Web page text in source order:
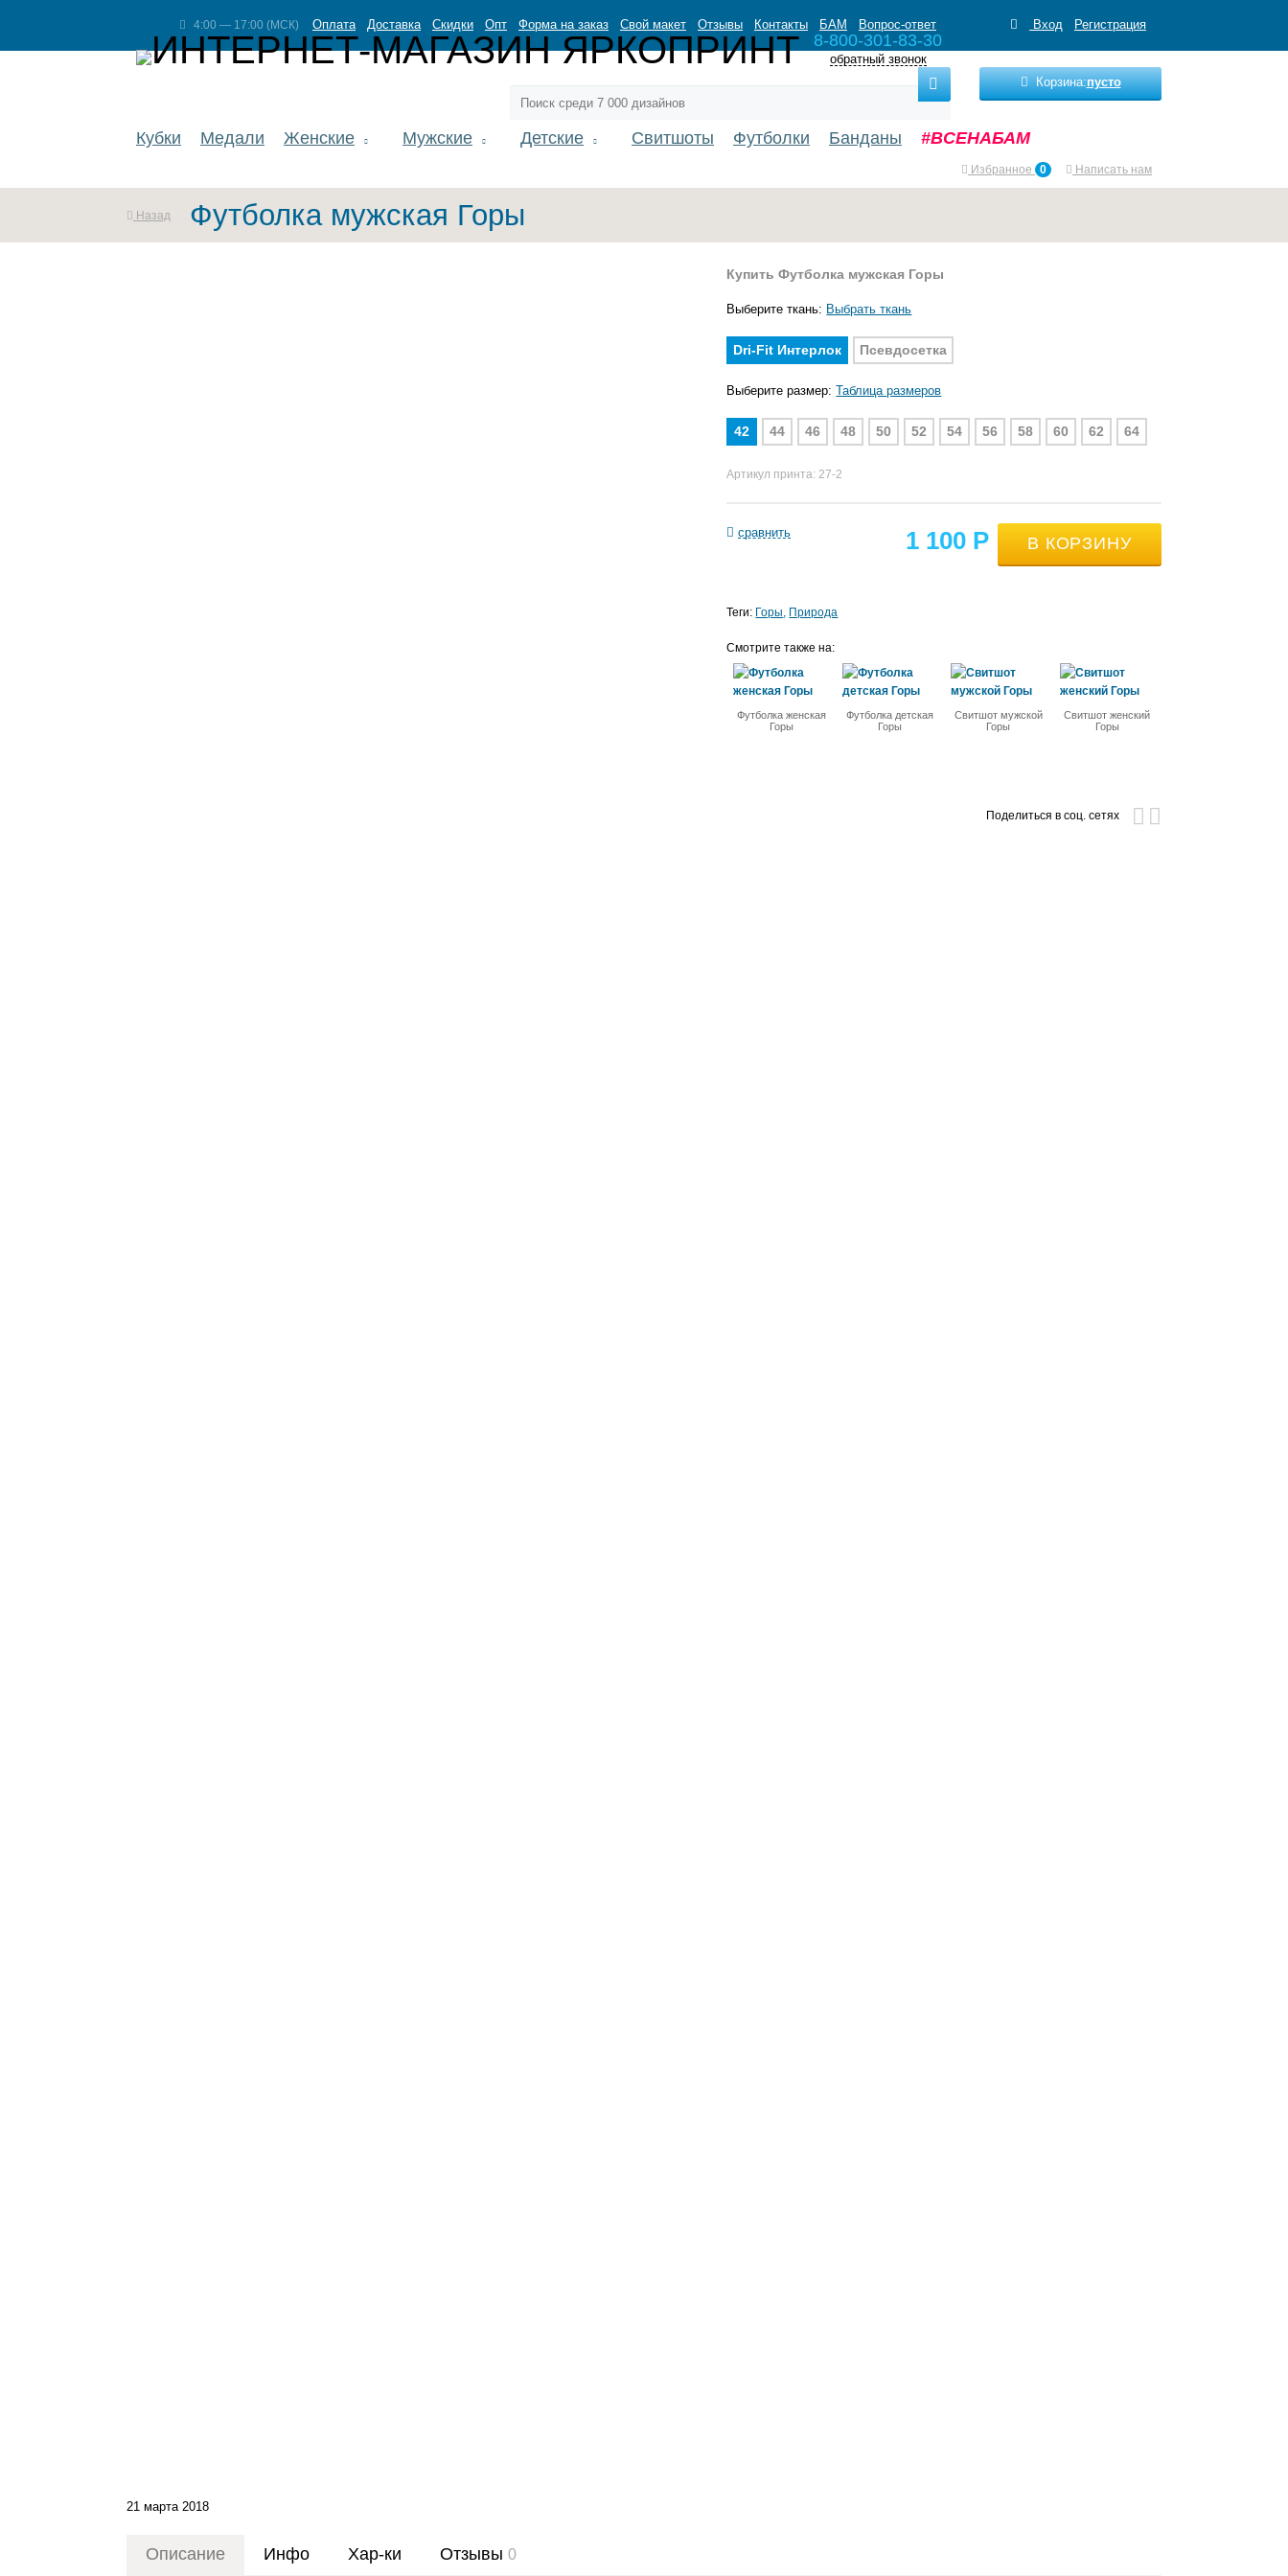
4:00 — 17:00 (МСК) Оплата Доставка Скидки Опт Форма на заказ Свой макет Отзывы Контакты БАМ Вопрос-ответ Вход Регистрация
8-800-301-83-30
обратный звонок
Корзина:пусто
Кубки Медали Женские Мужские Детские Свитшоты Футболки Банданы #ВСЕНАБАМ
Избранное 0 Написать нам
Назад Футболка мужская Горы
21 марта 2018
Купить Футболка мужская Горы
Выберите ткань: Выбрать ткань
Dri-Fit Интерлок Псевдосетка
Выберите размер:Таблица размеров
42 44 46 48 50 52 54 56 58 60 62 64
Артикул принта: 27-2
1 100 Р
сравнить
Теги: Горы Природа
Смотрите также на:
Футболка женская
Горы
Футболка детская
Горы
Свитшот мужской
Горы
Свитшот женский
Горы
Поделиться в соц. сетях
Описание Инфо Хар-ки Отзывы 0